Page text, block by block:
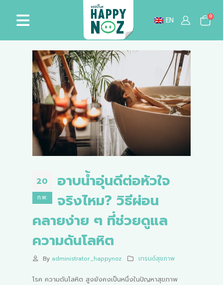
EN 0
20
ก.พ.
อาบน้ำอุ่นดีต่อหัวใจ
จริงไหม? วิธีผ่อน
คลายง่าย ๆ ที่ช่วยดูแล
ความดันโลหิต
By administrator_happynoz เทรนด์สุขภาพ
โรค ความดันโลหิต สูงยังคงเป็นหนึ่งในปัญหาสุขภาพ